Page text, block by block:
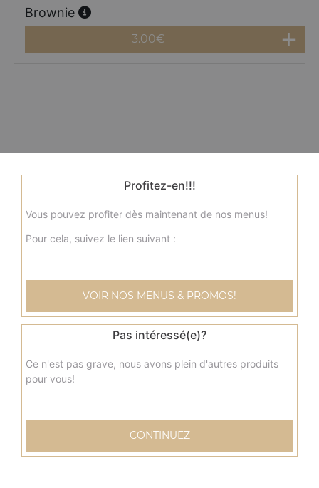
Brownie
3.00€
Profitez-en!!!
Vous pouvez profiter dès maintenant de nos menus!
Pour cela, suivez le lien suivant :
VOIR NOS MENUS & PROMOS!
Pas intéressé(e)?
Ce n'est pas grave, nous avons plein d'autres produits
pour vous!
CONTINUEZ